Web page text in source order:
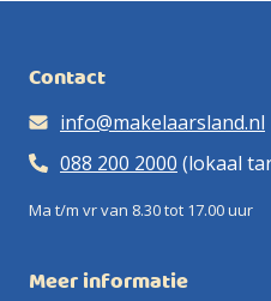
Contact
info@makelaarsland.nl
088 200 2000 (lokaal
Ma t/m vr van 8.30 tot 17.00 uur
Meer informatie